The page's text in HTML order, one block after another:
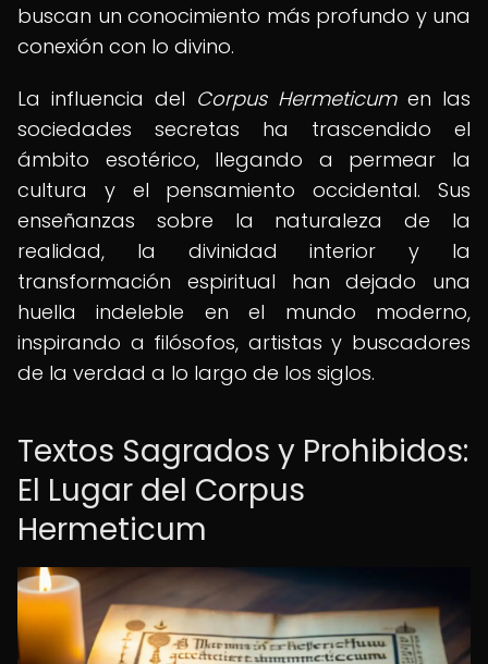
buscan un conocimiento más profundo y una
conexión con lo divino.
La influencia del Corpus Hermeticumen las
sociedades secretas ha trascendido el
ámbito esotérico, llegando a permear la
cultura y el pensamiento occidental. Sus
enseñanzas sobre la naturaleza de la
realidad, la divinidad interior y la
transformación espiritual han dejado una
huella indeleble en el mundo moderno,
inspirando a filósofos, artistas y buscadores
de la verdad a lo largo de los siglos.
Textos Sagrados y Prohibidos:
El Lugar del Corpus
Hermeticum